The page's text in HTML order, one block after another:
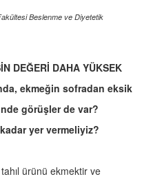
Beslenme ve Diyetetik
DEĞERİ DAHA YÜKSEK
ekmeğin sofradan eksik
görüşler de var?
yer vermeliyiz?
ürünü ekmektir ve